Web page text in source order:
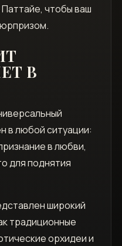
чтобы ваш
В
в любой ситуации:
в любви‚
для поднятия
широкий
традиционные
орхидеи и